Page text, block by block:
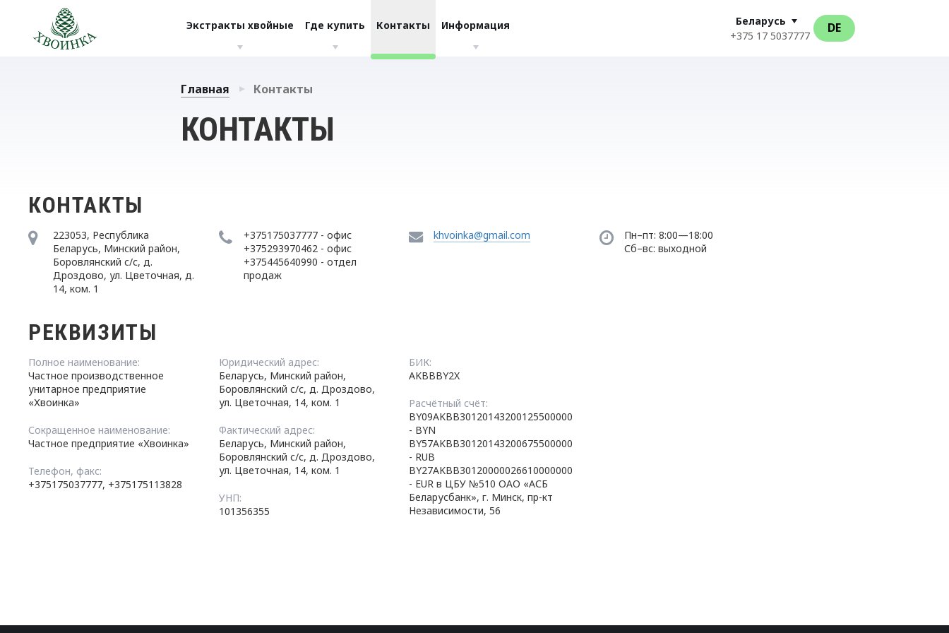
Экстракты хвойные Где купить Контакты Информация
Беларусь
+375 17 5037777
DE
Главная Контакты
КОНТАКТЫ
КОНТАКТЫ
223053, Республика
Беларусь, Минский район,
Боровлянский с/с, д.
Дроздово, ул. Цветочная, д.
14, ком. 1
+375175037777 - офис
+375293970462 - офис
+375445640990 - отдел
продаж
khvoinka@gmail.com
Пн–пт: 8:00—18:00
Сб–вс: выходной
РЕКВИЗИТЫ
Полное наименование:
Частное производственное
унитарное предприятие
«Хвоинка»
Сокращенное наименование:
Частное предприятие «Хвоинка»
Телефон, факс:
+375175037777, +375175113828
Юридический адрес:
Беларусь, Минский район,
Боровлянский с/с, д. Дроздово,
ул. Цветочная, 14, ком. 1
Фактический адрес:
Беларусь, Минский район,
Боровлянский с/с, д. Дроздово,
ул. Цветочная, 14, ком. 1
УНП:
101356355
БИК:
AKBBBY2X
Расчётный счёт:
BY09AKBB30120143200125500000
- BYN
BY57AKBB30120143200675500000
- RUB
BY27AKBB30120000026610000000
- EUR в ЦБУ №510 ОАО «АСБ
Беларусбанк», г. Минск, пр-кт
Независимости, 56